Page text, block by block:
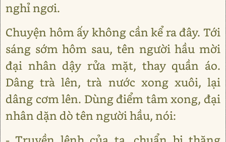
nghỉ ngơi.
Chuyện hôm ấy không cần kể ra đây. Tới
sáng sớm hôm sau, tên người hầu mời
đại nhân dậy rửa mặt, thay quần áo.
Dâng trà lên, trà nước xong xuôi, lại
dâng cơm lên. Dùng điểm tâm xong, đại
nhân dặn dò tên người hầu, nói: